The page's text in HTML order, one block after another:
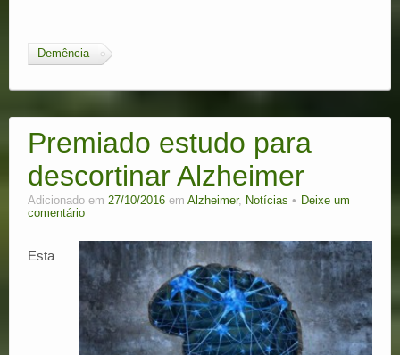
Demência
Premiado estudo para
descortinar Alzheimer
Adicionado em 27/10/2016 em Alzheimer, Notícias
Deixe um
comentário
Esta